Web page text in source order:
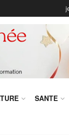
SANTE